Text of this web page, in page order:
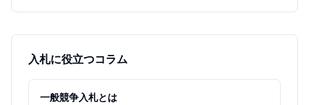
入札に役立つコラム
一般競争入札とは